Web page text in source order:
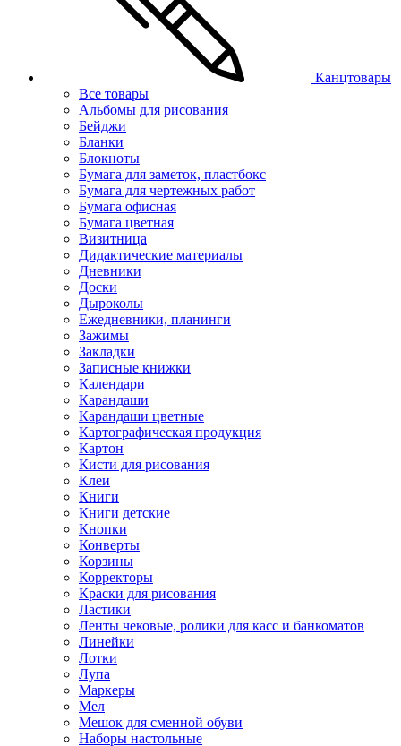
Канцтовары
Все товары
Альбомы для рисования
Бейджи
Бланки
Блокноты
Бумага для заметок, пластбокс
Бумага для чертежных работ
Бумага офисная
Бумага цветная
Визитница
Дидактические материалы
Дневники
Доски
Дыроколы
Ежедневники, планинги
Зажимы
Закладки
Записные книжки
Календари
Карандаши
Карандаши цветные
Картографическая продукция
Картон
Кисти для рисования
Клеи
Книги
Книги детские
Кнопки
Конверты
Корзины
Корректоры
Краски для рисования
Ластики
Ленты чековые, ролики для касс и банкоматов
Линейки
Лотки
Лупа
Маркеры
Мел
Мешок для сменной обуви
Наборы настольные